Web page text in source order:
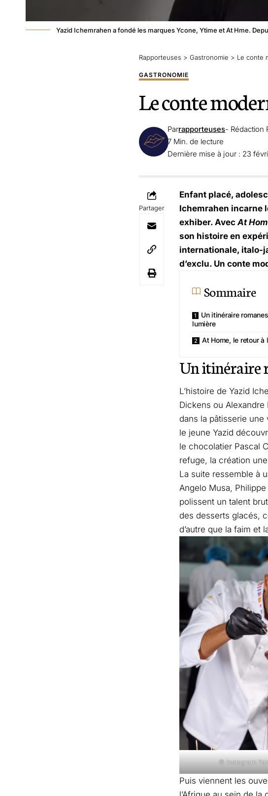
Yazid Ichemrahen a fondé les marques Ycone, Ytime et At Hme.
Rapporteuses > Gastronomie > Le conte
GASTRONOMIE
Le conte
Dernière mise à jour : 23
Parrapporteuses- Rédaction
7 Min. de lecture
Partager
Enfant placé,
Ichemrahen incarne
exhiber. Avec At
son histoire en
internationale, italo-
d’exclu. Un conte
Sommaire
Un itinéraire
lumière
At Home, le retour à
Un itinéraire
L’histoire de Yazid
Dickens ou
dans la pâtisserie une
le jeune Yazid
le chocolatier Pascal
refuge, la création
La suite ressemble à
Angelo Musa,
polissent un talent
des desserts glacés,
d’autre que la faim et
© Instagram
Puis viennent les